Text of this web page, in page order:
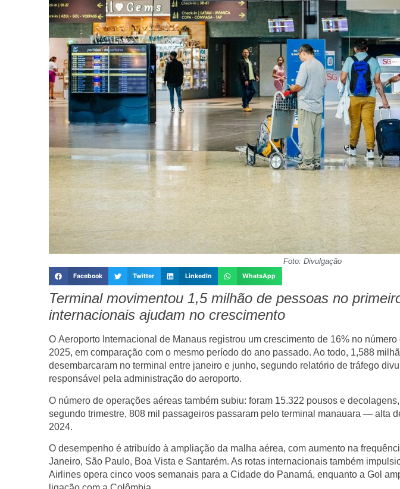
Foto: Divulgação
Facebook Twitter LinkedIn WhatsApp
Terminal movimentou 1,5 milhão de pessoas no
internacionais ajudam no crescimento
O Aeroporto Internacional de Manaus registrou um crescimento de 16% no
2025, em comparação com o mesmo período do ano passado. Ao todo, 1,588
desembarcaram no terminal entre janeiro e junho, segundo relatório de tráfego
responsável pela administração do aeroporto.
O número de operações aéreas também subiu: foram 15.322 pousos e decolagens
segundo trimestre, 808 mil passageiros passaram pelo terminal manauara — alta
2024.
O desempenho é atribuído à ampliação da malha aérea, com aumento na
Janeiro, São Paulo, Boa Vista e Santarém. As rotas internacionais também
Airlines opera cinco voos semanais para a Cidade do Panamá, enquanto a Gol